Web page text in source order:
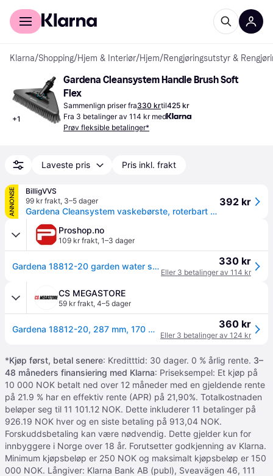
For kunder
Klarna/Shopping/Hjem & Interiør/Hjem/Rengjøringsutstyr &
+1
Gardena Cleansystem Handle Brush Soft
Flex
Sammenlign priser fra330 krtil425 kr
Fra 3 betalinger av 114 kr med
Prøv fleksible betalinger*
Laveste pris Pris inkl. frakt
ANNONSE
BilligVVS
99 kr frakt, 3–5 dager
Gardena Cleansystem vaskebørste, roterbart hode, myk bust
392 kr
Proshop.no
109 kr frakt, 1–3 dager
Gardena 18812-20 garden water spray gun nozzle 330 kr
Eller 3 betalinger av 114 kr
CS MEGASTORE
59 kr frakt, 4–5 dager
Gardena 18812-20, 287 mm, 170 mm, 120 mm, 415 g, 1 stykker 360 kr
Eller 3 betalinger av 124 kr
*Kjøp først, betal senere: Kreditttid: 30 dager. 0 % årlig rente. 3–
48 måneders finansiering med Klarna: Priseksempel: Et kjøp på
10 000 NOK betalt ned over 12 måneder med en gjeldende rente
på 21.9 % har en effektiv rente (APR) på 21,90%. Totalkostnaden
beløper seg til 11 101.12 NOK. Dette inkluderer 11 betalinger på
926.19 NOK hver og en siste betaling på 913,04 NOK.
Forskuddsbetaling kan være nødvendig. Dette gjelder kun for
innbyggere i Norge over 18 år. Forutsetter godkjenning av Klarna.
Minimum kjøpsbeløp er 250 NOK og maksimalt kjøpsbeløp er 150
000 NOK. Långiver: Klarna Bank AB (publ), Sveavägen 46, 111